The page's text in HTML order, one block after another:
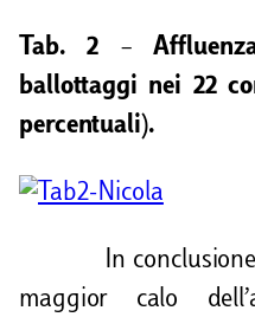
Tab. 2 –
ballottaggi nei 22
percentuali).
In conclusione, a
maggior calo